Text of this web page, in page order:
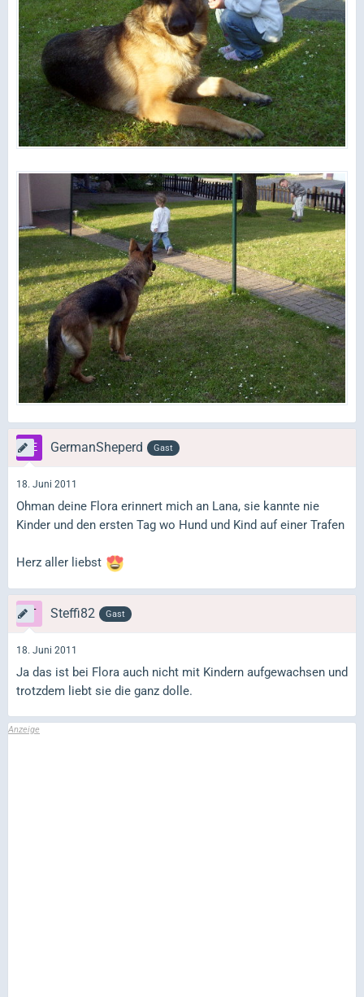
GermanSheperd Gast
18. Juni 2011
Ohman deine Flora erinnert mich an Lana, sie kannte nie
Kinder und den ersten Tag wo Hund und Kind auf einer Trafen
Herz aller liebst
Steffi82 Gast
18. Juni 2011
Ja das ist bei Flora auch nicht mit Kindern aufgewachsen und
trotzdem liebt sie die ganz dolle.